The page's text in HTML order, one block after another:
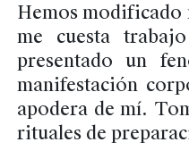
Hemos modificado
me cuesta
presentado un
manifestación
apodera de mí.
rituales de